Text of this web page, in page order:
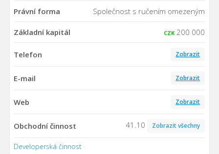
Právní forma Společnost s ručením omezeným
Základní kapitál CZK 200 000
Telefon Zobrazit
E-mail Zobrazit
Web Zobrazit
Obchodní činnost 41.10 Zobrazit všechny
Developerská činnost